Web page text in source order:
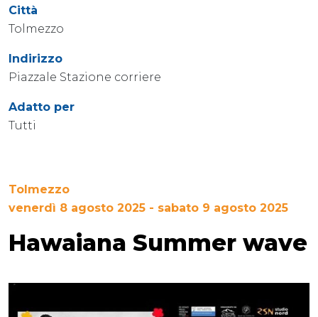
Città
Tolmezzo
Indirizzo
Piazzale Stazione corriere
Adatto per
Tutti
Tolmezzo
venerdì 8 agosto 2025 - sabato 9 agosto 2025
Hawaiana Summer wave